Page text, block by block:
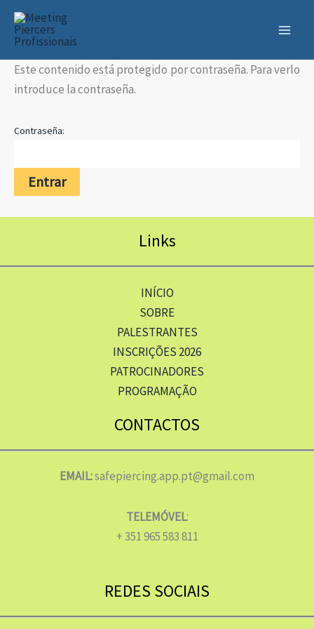
contenido
Este contenido está protegido por contraseña. Para verlo
introduce la contraseña.
Contraseña:
Links
INÍCIO
SOBRE
PALESTRANTES
INSCRIÇÕES 2026
PATROCINADORES
PROGRAMAÇÃO
CONTACTOS
EMAIL:safepiercing.app.pt@gmail.com
TELEMÓVEL:
+ 351 965 583 811
REDES SOCIAIS